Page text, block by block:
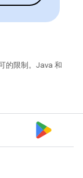
的限制。Java 和